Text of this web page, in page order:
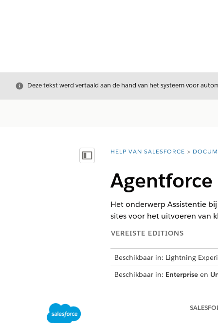
Sluiten
Deze tekst werd vertaald aan de hand van het systeem voor
Inhoudsopgave weergeven
U bent hier:
HELP VAN SALESFORCE
Het onderwerp Assistentie
sites voor het uitvoeren van
VEREISTE EDITIONS
Beschikbaar in: Lightning
Beschikbaar in: Enterpriseen